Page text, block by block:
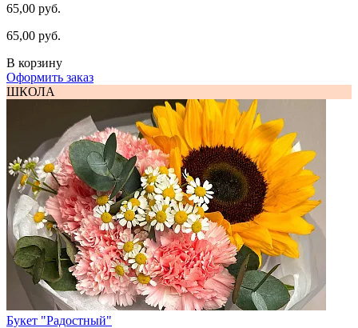
65,00 руб.
65,00 руб.
В корзину
Оформить заказ
ШКОЛА
Букет "Радостный"